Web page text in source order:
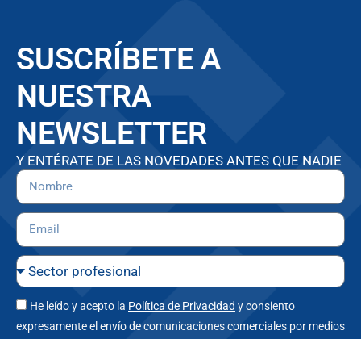
SUSCRÍBETE A
NUESTRA
NEWSLETTER
Y ENTÉRATE DE LAS NOVEDADES ANTES QUE NADIE
He leído y acepto la Política de Privacidad y consiento
expresamente el envío de comunicaciones comerciales por medios